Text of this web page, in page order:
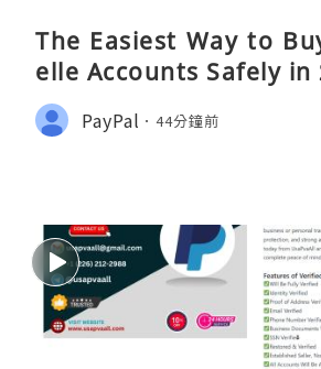
The Easiest Way to
elle Accounts Safely in
PayPal 44分鐘前